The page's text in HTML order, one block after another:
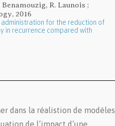
Benamouzig, R. Launois ;
2016
for the reduction of
in recurrence compared with
dans la réalistion de modèles